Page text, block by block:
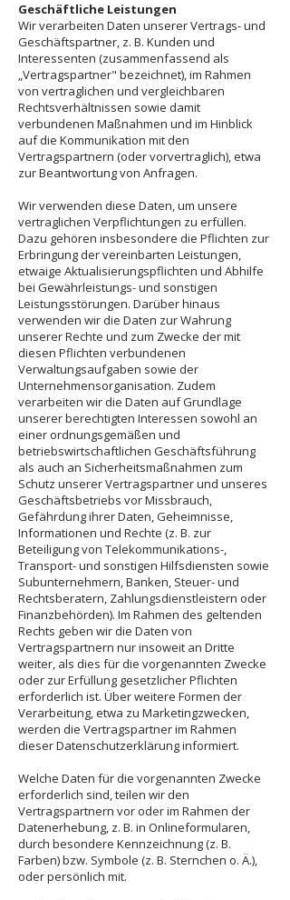
Geschäftliche Leistungen
Wir verarbeiten Daten unserer Vertrags- und
Geschäftspartner, z. B. Kunden und
Interessenten (zusammenfassend als
„Vertragspartner" bezeichnet), im Rahmen
von vertraglichen und vergleichbaren
Rechtsverhältnissen sowie damit
verbundenen Maßnahmen und im Hinblick
auf die Kommunikation mit den
Vertragspartnern (oder vorvertraglich), etwa
zur Beantwortung von Anfragen.
Wir verwenden diese Daten, um unsere
vertraglichen Verpflichtungen zu erfüllen.
Dazu gehören insbesondere die Pflichten zur
Erbringung der vereinbarten Leistungen,
etwaige Aktualisierungspflichten und Abhilfe
bei Gewährleistungs- und sonstigen
Leistungsstörungen. Darüber hinaus
verwenden wir die Daten zur Wahrung
unserer Rechte und zum Zwecke der mit
diesen Pflichten verbundenen
Verwaltungsaufgaben sowie der
Unternehmensorganisation. Zudem
verarbeiten wir die Daten auf Grundlage
unserer berechtigten Interessen sowohl an
einer ordnungsgemäßen und
betriebswirtschaftlichen Geschäftsführung
als auch an Sicherheitsmaßnahmen zum
Schutz unserer Vertragspartner und unseres
Geschäftsbetriebs vor Missbrauch,
Gefährdung ihrer Daten, Geheimnisse,
Informationen und Rechte (z. B. zur
Beteiligung von Telekommunikations-,
Transport- und sonstigen Hilfsdiensten sowie
Subunternehmern, Banken, Steuer- und
Rechtsberatern, Zahlungsdienstleistern oder
Finanzbehörden). Im Rahmen des geltenden
Rechts geben wir die Daten von
Vertragspartnern nur insoweit an Dritte
weiter, als dies für die vorgenannten Zwecke
oder zur Erfüllung gesetzlicher Pflichten
erforderlich ist. Über weitere Formen der
Verarbeitung, etwa zu Marketingzwecken,
werden die Vertragspartner im Rahmen
dieser Datenschutzerklärung informiert.
Welche Daten für die vorgenannten Zwecke
erforderlich sind, teilen wir den
Vertragspartnern vor oder im Rahmen der
Datenerhebung, z. B. in Onlineformularen,
durch besondere Kennzeichnung (z. B.
Farben) bzw. Symbole (z. B. Sternchen o. Ä.),
oder persönlich mit.